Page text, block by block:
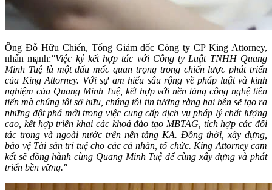
Ông Đỗ Hữu Chiến, Tổng Giám đốc Công ty CP King Attorney,
nhấn mạnh:"Việc ký kết hợp tác với Công ty Luật TNHH Quang
Minh Tuệ là một dấu mốc quan trọng trong chiến lược phát triển
của King Attorney. Với sự am hiểu sâu rộng về pháp luật và kinh
nghiệm của Quang Minh Tuệ, kết hợp với nền tảng công nghệ tiên
tiến mà chúng tôi sở hữu, chúng tôi tin tưởng rằng hai bên sẽ tạo ra
những đột phá mới trong việc cung cấp dịch vụ pháp lý chất lượng
cao, kết hợp triển khai các khoá đào tạo MBTAG, tích hợp các đối
tác trong và ngoài nước trên nền tảng KA. Đồng thời, xây dựng,
bảo vệ Tài sản trí tuệ cho các cá nhân, tổ chức. King Attorney cam
kết sẽ đồng hành cùng Quang Minh Tuệ để cùng xây dựng và phát
triển bền vững."